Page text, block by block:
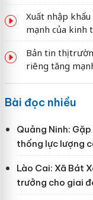
Xuất nhập
mạnh của kinh
Bản tin thị
riêng tăng
Bài đọc nhiều
Quảng Ninh:
thống lực lượng
Lào Cai: Xã Bát
trưởng cho giai